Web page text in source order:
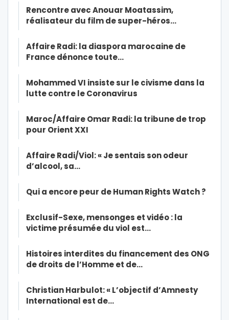
Rencontre avec Anouar Moatassim,
réalisateur du film de super-héros…
Affaire Radi: la diaspora marocaine de
France dénonce toute…
Mohammed VI insiste sur le civisme dans la
lutte contre le Coronavirus
Maroc/Affaire Omar Radi: la tribune de trop
pour Orient XXI
Affaire Radi/Viol: « Je sentais son odeur
d’alcool, sa…
Qui a encore peur de Human Rights Watch ?
Exclusif-Sexe, mensonges et vidéo : la
victime présumée du viol est…
Histoires interdites du financement des ONG
de droits de l’Homme et de…
Christian Harbulot: « L’objectif d’Amnesty
International est de…